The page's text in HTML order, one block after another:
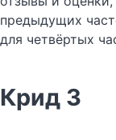
предыдущих
для четвёртых
Крид 3